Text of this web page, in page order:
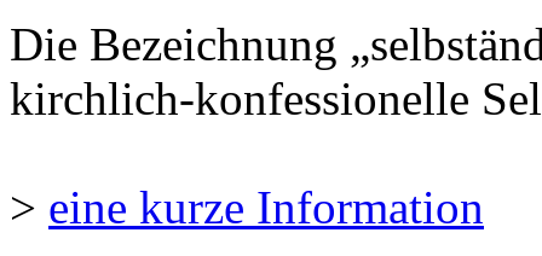
Die Bezeichnung
kirchlich-konfessionelle
> eine kurze Information